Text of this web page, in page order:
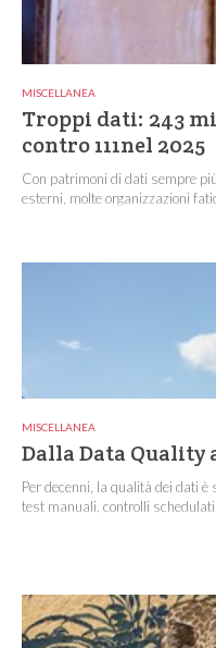
MISCELLANEA
Troppi dati: 243
contro 111nel 2025
Con patrimoni di dati sempre
esterni, molte organizzazioni
MISCELLANEA
Dalla Data Quality
Per decenni, la qualità dei dati
test manuali, controlli schedulati...